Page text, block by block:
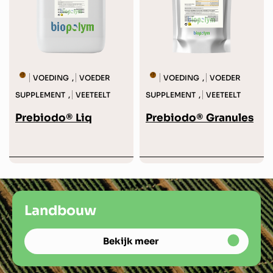
VOEDING ,
VOEDER
SUPPLEMENT , VEETEELT
Prebiodo® Liq
VOEDING ,
VOEDER
SUPPLEMENT , VEETEELT
Prebiodo® Granules
Landbouw
Bekijk meer
Landbouw
Bekijk meer
Landbouw
Bekijk meer